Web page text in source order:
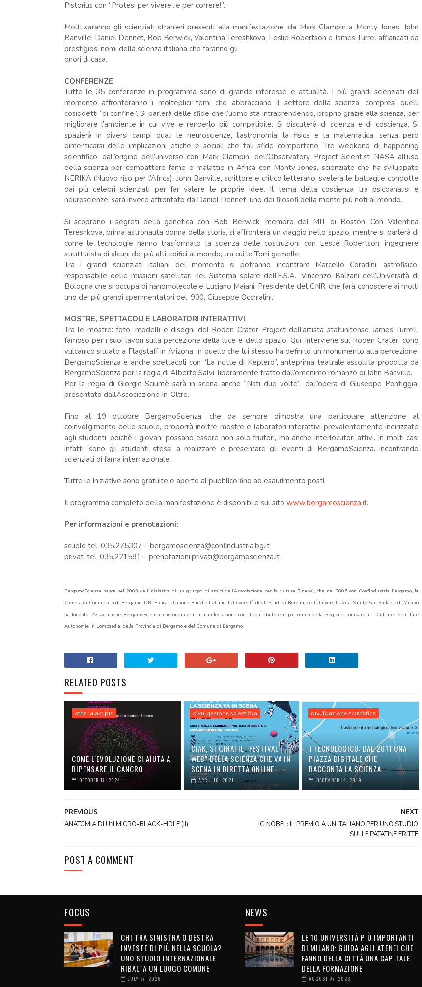
Pistorius con “Protesi per vivere...e per correre!”.
Molti saranno gli scienziati stranieri presenti alla manifestazione, da Mark Clampin a Monty Jones, John
Banville, Daniel Dennet, Bob Berwick, Valentina Tereshkova, Leslie Robertson e James Turrel affiancati da
prestigiosi nomi della scienza italiana che faranno gli
onori di casa.
CONFERENZE
Tutte le 35 conferenze in programma sono di grande interesse e attualità. I più grandi scienziati del
momento affronteranno i molteplici temi che abbracciano il settore della scienza, compresi quelli
cosiddetti “di confine”. Si parlerà delle sfide che l’uomo sta intraprendendo, proprio grazie alla scienza, per
migliorare l’ambiente in cui vive e renderlo più compatibile. Si discuterà di scienza e di coscienza. Si
spazierà in diversi campi quali le neuroscienze, l’astronomia, la fisica e la matematica, senza però
dimenticarsi delle implicazioni etiche e sociali che tali sfide comportano. Tre weekend di happening
scientifico: dall’origine dell’universo con Mark Clampin, dell’Observatory Project Scientist NASA all’uso
della scienza per combattere fame e malattie in Africa con Monty Jones, scienziato che ha sviluppato
NERIKA (Nuovo riso per l’Africa). John Banville, scrittore e critico letterario, svelerà le battaglie condotte
dai più celebri scienziati per far valere le proprie idee. Il tema della coscienza tra psicoanalisi e
neuroscienze, sarà invece affrontato da Daniel Dennet, uno dei filosofi della mente più noti al mondo.
Si scoprono i segreti della genetica con Bob Berwick, membro del MIT di Boston. Con Valentina
Tereshkova, prima astronauta donna della storia, si affronterà un viaggio nello spazio, mentre si parlerà di
come le tecnologie hanno trasformato la scienza delle costruzioni con Leslie Robertson, ingegnere
strutturista di alcuni dei più alti edifici al mondo, tra cui le Torri gemelle.
Tra i grandi scienziati italiani del momento si potranno incontrare Marcello Coradini, astrofisico,
responsabile delle missioni satellitari nel Sistema solare dell’E.S.A., Vincenzo Balzani dell’Università di
Bologna che si occupa di nanomolecole e Luciano Maiani, Presidente del CNR, che farà conoscere ai molti
uno dei più grandi sperimentatori del ‘900, Giuseppe Occhialini.
MOSTRE, SPETTACOLI E LABORATORI INTERATTIVI
Tra le mostre: foto, modelli e disegni del Roden Crater Project dell’artista statunitense James Turrell,
famoso per i suoi lavori sulla percezione della luce e dello spazio. Qui, interviene sul Roden Crater, cono
vulcanico situato a Flagstaff in Arizona, in quello che lui stesso ha definito un monumento alla percezione.
BergamoScienza è anche spettacoli con “La notte di Keplero”, anteprima teatrale assoluta prodotta da
BergamoScienza per la regia di Alberto Salvi, liberamente tratto dall’omonimo romanzo di John Banville.
Per la regia di Giorgio Sciumè sarà in scena anche “Nati due volte”, dall’opera di Giuseppe Pontiggia,
presentato dall’Associazione In-Oltre.
Fino al 19 ottobre BergamoScienza, che da sempre dimostra una particolare attenzione al
coinvolgimento delle scuole, proporrà inoltre mostre e laboratori interattivi prevalentemente indirizzate
agli studenti, poichè i giovani possano essere non solo fruitori, ma anche interlocutori attivi. In molti casi
infatti, sono gli studenti stessi a realizzare e presentare gli eventi di BergamoScienza, incontrando
scienziati di fama internazionale.
Tutte le iniziative sono gratuite e aperte al pubblico fino ad esaurimento posti.
Il programma completo della manifestazione è disponibile sul sito www.bergamoscienza.it.
Per informazioni e prenotazioni:
scuole tel. 035.275307 – bergamoscienza@confindustria.bg.it
privati tel. 035.221581 – prenotazioni.privati@bergamoscienza.it
BergamoScienza nasce nel 2003 dall’iniziativa di un gruppo di amici dell’Associazione per la cultura Sinapsi, che nel 2005 con Confindustria Bergamo, la
Camera di Commercio di Bergamo, UBI Banca – Unione Banche Italiane, l’Università degli Studi di Bergamo e l’Università Vita-Salute San Raffaele di Milano
ha fondato l’Associazione BergamoScienza, che organizza la manifestazione con il contributo e il patrocinio della Regione Lombardia – Culture, Identità e
Autonomie in Lombardia, della Provincia di Bergamo e del Comune di Bergamo.
RELATED POSTS
athena aktipis
COME L'EVOLUZIONE CI AIUTA A
RIPENSARE IL CANCRO
OCTOBER 17, 2024
divulgazione scientifica
CIAK, SI GIRA! IL "FESTIVAL
WEB" DELLA SCIENZA CHE VA IN
SCENA IN DIRETTA ONLINE
APRIL 10, 2021
divulgazione scientifica
TTECNOLOGICO: DAL 2011 UNA
PIAZZA DIGITALE CHE
RACCONTA LA SCIENZA
DECEMBER 14, 2019
NEXT
IG NOBEL: IL PREMIO A UN ITALIANO PER UNO STUDIO
SULLE PATATINE FRITTE
PREVIOUS
ANATOMIA DI UN MICRO-BLACK-HOLE (II)
POST A COMMENT
FOCUS
CHI TRA SINISTRA O DESTRA
INVESTE DI PIÙ NELLA SCUOLA?
UNO STUDIO INTERNAZIONALE
RIBALTA UN LUOGO COMUNE
JULY 27, 2026
NEWS
LE 10 UNIVERSITÀ PIÙ IMPORTANTI
DI MILANO: GUIDA AGLI ATENEI CHE
FANNO DELLA CITTÀ UNA CAPITALE
DELLA FORMAZIONE
AUGUST 07, 2026